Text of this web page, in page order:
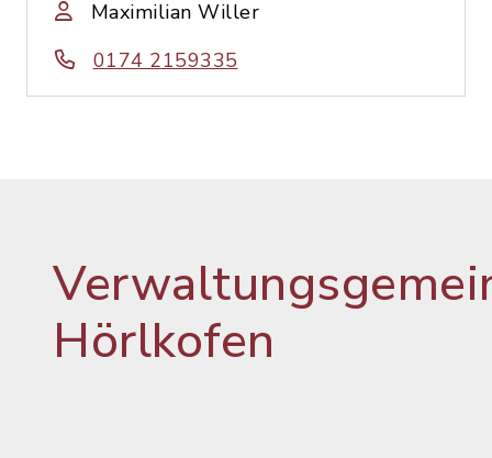
Maximilian Willer
0174 2159335
Hörlkofen